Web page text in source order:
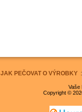
JAK PEČOVAT O VÝROBKY
Vaše
Copyright ©